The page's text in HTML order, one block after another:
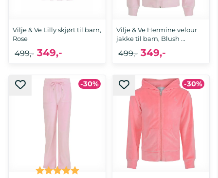
Vilje & Ve Lilly skjørt til barn,
Rose
349,-
499,-
Vilje & Ve Hermine velour
jakke til barn, Blush ...
349,-
499,-
-30%
Karakter: 5.0 av 5 mulige
-30%